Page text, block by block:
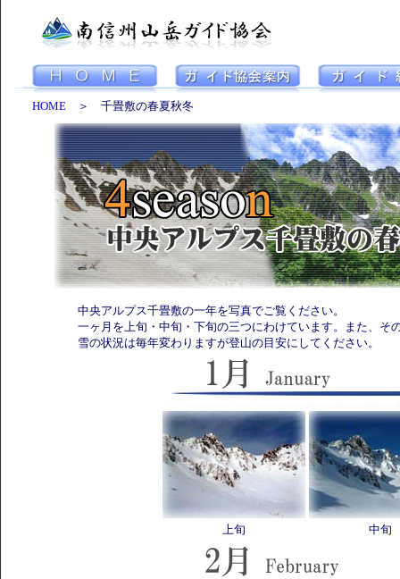
HOME ＞ 千畳敷の春夏秋冬
中央アルプス千畳敷の一年を写真でご覧ください。
一ヶ月を上旬・中旬・下旬の三つにわけています。また、そ
雪の状況は毎年変わりますが登山の目安にしてください。
上旬 中旬